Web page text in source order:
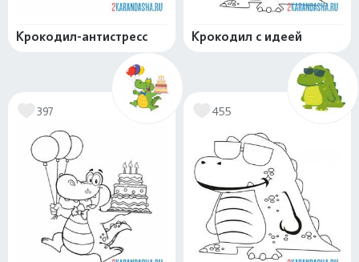
Крокодил-антистресс Крокодил с идеей
397 455